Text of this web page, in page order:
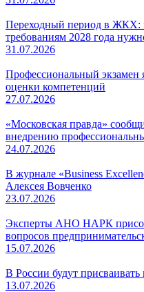
Переходный период в ЖКХ:
требованиям 2028 года
31.07.2026
Профессиональный экзамен
оценки компетенций
27.07.2026
«Московская правда»
внедрению
24.07.2026
В журнале «Business
Алексея Вовченко
23.07.2026
Эксперты АНО НАРК
вопросов
15.07.2026
В России будут
13.07.2026